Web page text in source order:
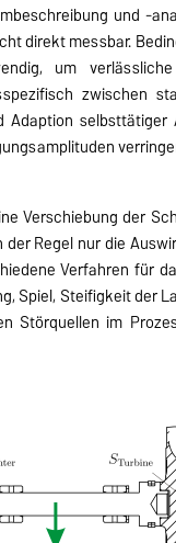
und -
direkt messbar.
um
zwischen
selbsttätiger
Verschiebung der
Regel nur die
Verfahren für
Spiel, Steifigkeit der
Störquellen im